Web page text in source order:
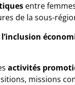
entre
de la sous-
l’inclusion
activités
missions